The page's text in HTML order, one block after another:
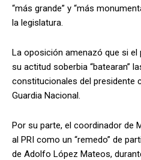
“más grande” y “más
la legislatura.
La oposición amenazó que si
su actitud soberbia “batearan”
constitucionales del presidente
Guardia Nacional.
Por su parte, el coordinador de
al PRI como un “remedo” de
de Adolfo López Mateos,